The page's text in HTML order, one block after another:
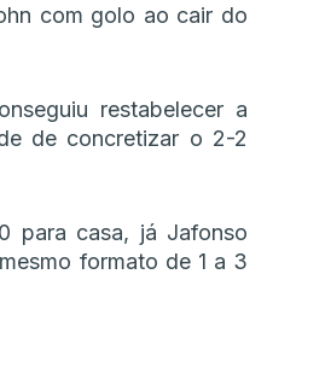
com golo ao cair do
restabelecer a
de concretizar o 2-2
para casa, já Jafonso
formato de 1 a 3